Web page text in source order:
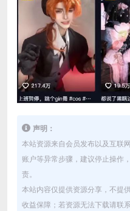
声明：
本站资源来自会员发布以及互联
账户等异常步骤，建议停止操作
责。
本站内容仅提供资源分享，不提
收益保障；若资源无法下载请联